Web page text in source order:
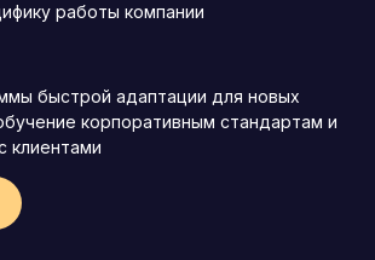
работы компании
быстрой адаптации для новых
корпоративным стандартам и
клиентами